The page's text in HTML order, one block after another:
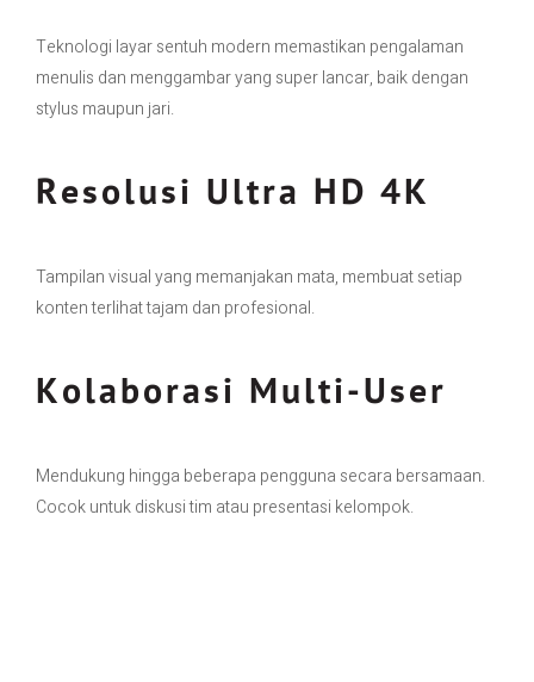
Teknologi layar sentuh modern memastikan pengalaman
menulis dan menggambar yang super lancar, baik dengan
stylus maupun jari.
Resolusi Ultra HD 4K
Tampilan visual yang memanjakan mata, membuat setiap
konten terlihat tajam dan profesional.
Kolaborasi Multi-User
Mendukung hingga beberapa pengguna secara bersamaan.
Cocok untuk diskusi tim atau presentasi kelompok.